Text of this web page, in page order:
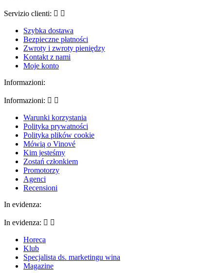
Servizio clienti:  
Szybka dostawa
Bezpieczne płatności
Zwroty i zwroty pieniędzy
Kontakt z nami
Moje konto
Informazioni:
Informazioni:  
Warunki korzystania
Polityka prywatności
Polityka plików cookie
Mówią o Vinové
Kim jesteśmy
Zostań członkiem
Promotorzy
Agenci
Recensioni
In evidenza:
In evidenza:  
Horeca
Klub
Specjalista ds. marketingu wina
Magazine